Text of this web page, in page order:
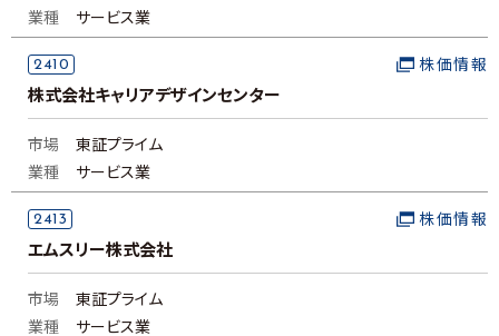
業種
サービス業
2410
株式会社キャリアデザインセンター
株価情報
市場
東証プライム
業種
サービス業
2413
エムスリー株式会社
株価情報
市場
東証プライム
業種
サービス業